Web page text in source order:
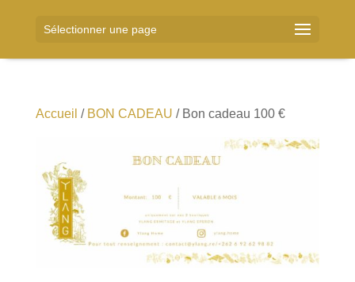
Sélectionner une page
Accueil / BON CADEAU / Bon cadeau 100 €